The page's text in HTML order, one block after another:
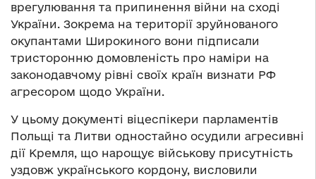
врегулювання та припинення війни на сході
України. Зокрема на території зруйнованого
окупантами Широкиного вони підписали
тристоронню домовленість про наміри на
законодавчому рівні своїх країн визнати РФ
агресором щодо України.
У цьому документі віцеспікери парламентів
Польщі та Литви одностайно осудили агресивні
дії Кремля, що нарощує військову присутність
уздовж українського кордону, висловили